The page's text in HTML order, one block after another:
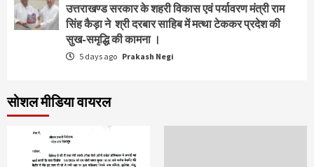
उत्तराखण्ड सरकार के शहरी विकास एवं पर्यावरण मंत्री राम
सिंह कैड़ा ने श्री दरबार साहिब में मत्था टेककर प्रदेश की
सुख-समृद्धि की कामना ।
5 days ago Prakash Negi
सोशल मीडिया वायरल